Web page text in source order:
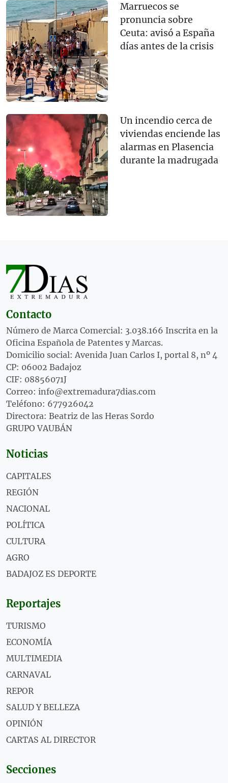
Marruecos se
pronuncia sobre
Ceuta: avisó a España
días antes de la crisis
Un incendio cerca de
viviendas enciende las
alarmas en Plasencia
durante la madrugada
Contacto
Número de Marca Comercial: 3.038.166 Inscrita en la
Oficina Española de Patentes y Marcas.
Domicilio social: Avenida Juan Carlos I, portal 8, nº 4
CP: 06002 Badajoz
CIF: 08856071J
Correo: info@extremadura7dias.com
Teléfono: 677926042
Directora: Beatriz de las Heras Sordo
GRUPO VAUBÁN
Noticias
CAPITALES
REGIÓN
NACIONAL
POLÍTICA
CULTURA
AGRO
BADAJOZ ES DEPORTE
Reportajes
TURISMO
ECONOMÍA
MULTIMEDIA
CARNAVAL
REPOR
SALUD Y BELLEZA
OPINIÓN
CARTAS AL DIRECTOR
Secciones